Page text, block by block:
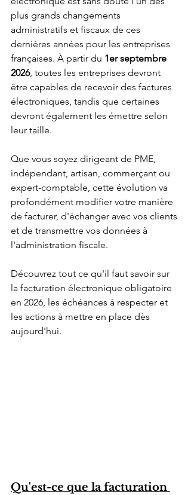
plus grands changements
administratifs et fiscaux de ces
dernières années pour les entreprises
françaises. À partir du 1er septembre
2026, toutes les entreprises devront
être capables de recevoir des factures
électroniques, tandis que certaines
devront également les émettre selon
leur taille.
Que vous soyez dirigeant de PME,
indépendant, artisan, commerçant ou
expert-comptable, cette évolution va
profondément modifier votre manière
de facturer, d'échanger avec vos clients
et de transmettre vos données à
l'administration fiscale.
Découvrez tout ce qu'il faut savoir sur
la facturation électronique obligatoire
en 2026, les échéances à respecter et
les actions à mettre en place dès
aujourd'hui.
Qu'est-ce que la facturation